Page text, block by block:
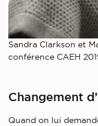
Sandra Clarkson et
conférence CAEH
Changement
Quand on lui